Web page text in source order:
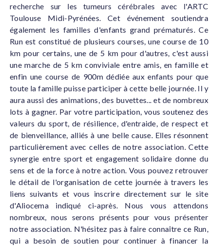
recherche sur les tumeurs cérébrales avec l'ARTC
Toulouse Midi-Pyrénées. Cet événement soutiendra
également les familles d'enfants grand prématurés. Ce
Run est constitué de plusieurs courses, une course de 10
km pour certains, une de 5 km pour d'autres, c'est aussi
une marche de 5 km conviviale entre amis, en famille et
enfin une course de 900m dédiée aux enfants pour que
toute la famille puisse participer à cette belle journée. Il y
aura aussi des animations, des buvettes... et de nombreux
lots à gagner. Par votre participation, vous soutenez des
valeurs du sport, de résilience, d'entraide, de respect et
de bienveillance, alliés à une belle cause. Elles résonnent
particulièrement avec celles de notre association. Cette
synergie entre sport et engagement solidaire donne du
sens et de la force à notre action. Vous pouvez retrouver
le détail de l'organisation de cette journée à travers les
liens suivants et vous inscrire directement sur le site
d'Aliocema indiqué ci-après. Nous vous attendons
nombreux, nous serons présents pour vous présenter
notre association. N'hésitez pas à faire connaître ce Run,
qui a besoin de soutien pour continuer à financer la